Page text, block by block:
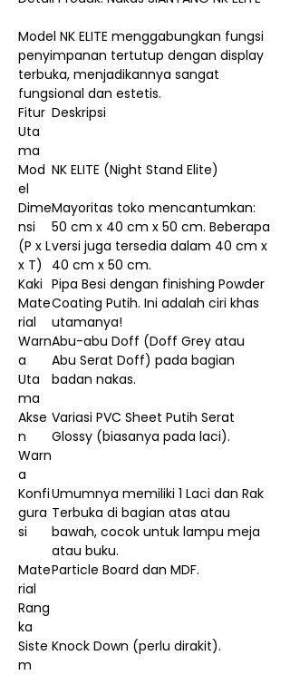
Model NK ELITE menggabungkan fungsi
penyimpanan tertutup dengan display
terbuka, menjadikannya sangat
fungsional dan estetis.
Fitur
Uta
ma
Deskripsi
Mod
el
NK ELITE (Night Stand Elite)
Dime
nsi
(P x L
x T)
Mayoritas toko mencantumkan:
50 cm x 40 cm x 50 cm. Beberapa
versi juga tersedia dalam 40 cm x
40 cm x 50 cm.
Kaki
Mate
rial
Pipa Besi dengan finishing Powder
Coating Putih. Ini adalah ciri khas
utamanya!
Warn
a
Uta
ma
Abu-abu Doff (Doff Grey atau
Abu Serat Doff) pada bagian
badan nakas.
Akse
n
Warn
a
Variasi PVC Sheet Putih Serat
Glossy (biasanya pada laci).
Konfi
gura
si
Umumnya memiliki 1 Laci dan Rak
Terbuka di bagian atas atau
bawah, cocok untuk lampu meja
atau buku.
Mate
rial
Rang
ka
Particle Board dan MDF.
Siste
m
Knock Down (perlu dirakit).